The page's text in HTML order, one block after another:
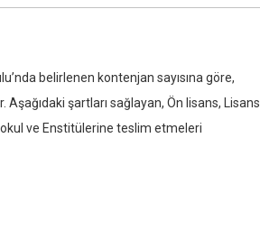
belirlenen kontenjan sayısına göre,
Aşağıdaki şartları sağlayan, Ön lisans, Lisans
ve Enstitülerine teslim etmeleri